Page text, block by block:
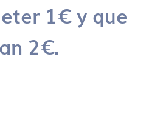
1€ y que
2€.